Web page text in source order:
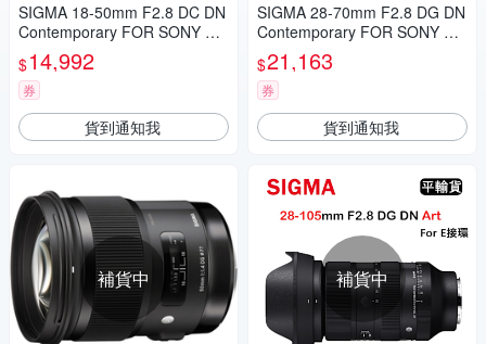
SIGMA 18-50mm F2.8 DC DN
Contemporary FOR SONY 公
司貨
$14,992
券
貨到通知我
補貨中
SIGMA 28-70mm F2.8 DG DN
Contemporary FOR SONY 公
司貨
$21,163
券
貨到通知我
補貨中